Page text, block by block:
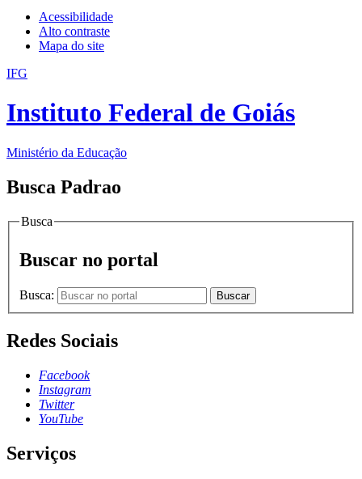
Acessibilidade
Alto contraste
Mapa do site
IFG
Instituto Federal de Goiás
Ministério da Educação
Busca Padrao
Busca
Buscar no portal
Busca: Buscar
Redes Sociais
Facebook
Instagram
Twitter
YouTube
Serviços